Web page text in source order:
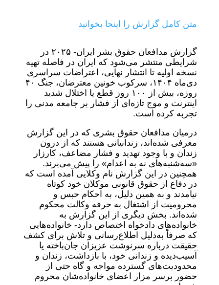
متن کامل گزارش را اینجا بخوانید
گزارش مدافعان حقوق بشر ایران- ۲۰۲۵ در
شرایطی منتشر می‌شود که ایران در فاصله تهیه
نسخه اولیه تا انتشار نهایی، اعتراضات سراسری
دی‌ماه ۱۴۰۴، سرکوب خونین معترضان، جنگ ۴۰
روزه، بیش از ۱۰۰ روز قطع یا اختلال شدید
اینترنت و موج تازه‌ای از فشار بر جامعه مدنی را
تجربه کرده است.
درمیان مدافعان حقوق بشری که در این گزارش
معرفی شده‌اند، زندانیانی هستند که از درون
زندان و با وجود تهدید و فشار مضاعف، کارزار
«سه‌شنبه‌های نه به اعدام» را پیش می‌برند.
همچنین در این گزارش نام وکلایی آمده‌ است که
در دفاع از حقوق قانونی موکلان خود کوتاه
نیامدند و به همین دلیل، به احکام حبس و
محرومیت از اشتغال به حرفه وکالت محکوم
شده‌اند. بخش دیگری از این گزارش به
خانواده‌های دادخواه اختصاص دارد- خانواده‌هایی
که صرفاً به‌دلیل اطلاع‌رسانی و تلاش برای کشف
حقیقت درباره سرنوشت عزیزان جان‌باخته یا
آسیب‌دیده و زندانی خود، با بازداشت، زندان و
محدودیت‌های گسترده مواجه و گاه حتی از
حضور برسر مزار اعضای خانواده‌شان محروم